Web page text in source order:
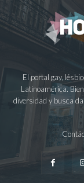
El portal gay,
Latinoamérica.
diversidad y busca